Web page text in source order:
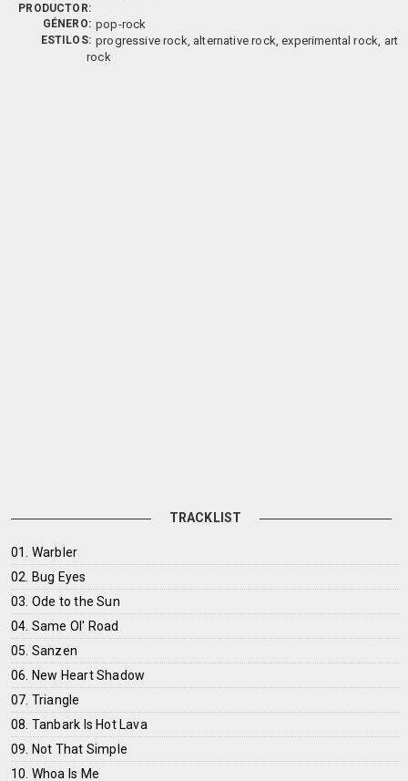
PRODUCTOR:
GÉNERO: pop-rock
ESTILOS: progressive rock, alternative rock, experimental rock, art
rock
TRACKLIST
01. Warbler
02. Bug Eyes
03. Ode to the Sun
04. Same Ol' Road
05. Sanzen
06. New Heart Shadow
07. Triangle
08. Tanbark Is Hot Lava
09. Not That Simple
10. Whoa Is Me